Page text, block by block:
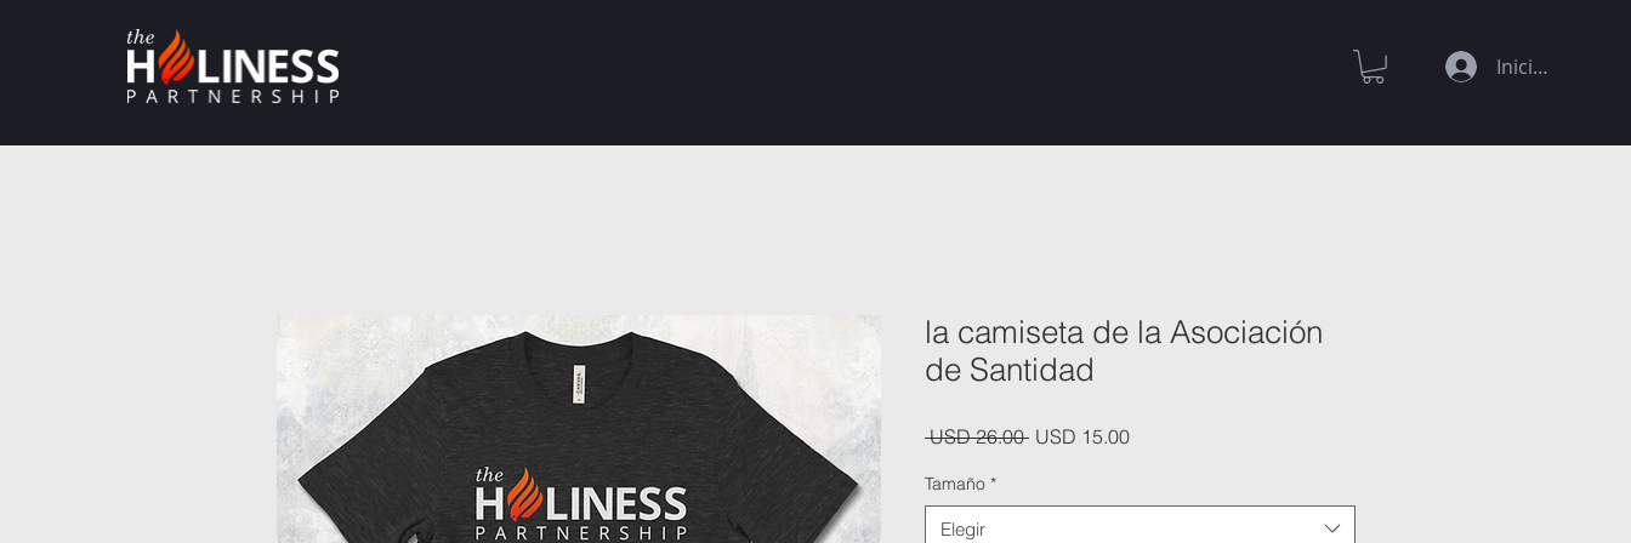
Iniciar sesión
la camiseta de la Asociación
de Santidad
USD 26.00 Precio
USD 15.00Precio
Tamaño *
Elegir